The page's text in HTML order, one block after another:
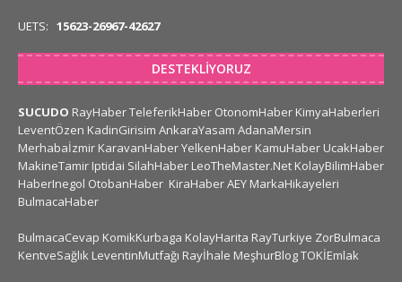
UETS: 15623-26967-42627
DESTEKLIYORUZ
SUCUDO RayHaberTeleferikHaber OtonomHaber KimyaHaberleri
LeventÖzen KadinGirisim AnkaraYasam AdanaMersin
Merhabaİzmir KaravanHaberYelkenHaber KamuHaber UcakHaber
MakineTamir Iptidai SilahHaber LeoTheMaster.Net KolayBilimHaber
HaberInegol OtobanHaber KiraHaberAEY MarkaHikayeleri
BulmacaHaber
BulmacaCevap KomikKurbaga KolayHarita RayTurkiye ZorBulmaca
KentveSağlık LeventinMutfağı Rayİhale MeşhurBlogTOKİEmlak